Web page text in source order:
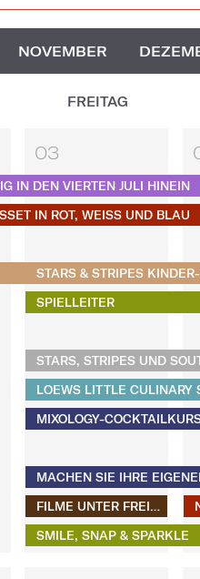
NOVEMBER
FREITAG
IN DEN VIERTEN JULI HINEIN
IN ROT, WEISS UND BLAU
03
STARS & STRIPES
SPIELLEITER
STARS, STRIPES UND
LOEWS LITTLE CULINARY
MIXOLOGY-
MACHEN SIE IHRE
FILME UNTER FREIEM HIMMEL
SMILE, SNAP & SPARKLE